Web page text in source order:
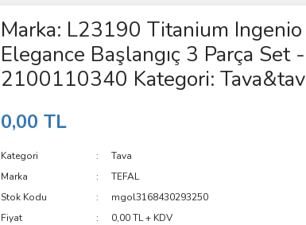
Marka: L23190 Titanium Ingenio
Elegance Başlangıç 3 Parça Set -
2100110340 Kategori: Tava&tav
0,00 TL
Kategori
Tava
Marka
TEFAL
Stok Kodu
mgol3168430293250
Fiyat
0,00 TL + KDV